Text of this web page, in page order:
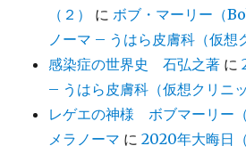
（２）
にボブ・マーリー（
ノーマ – うはら皮膚科（仮想
感染症の世界史 石弘之著 に
– うはら皮膚科（仮想クリニッ
レゲエの神様 ボブマーリー
メラノーマ に2020年大晦日